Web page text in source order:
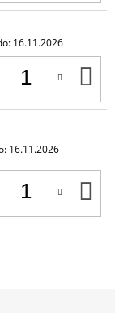
16.11.2026
16.11.2026